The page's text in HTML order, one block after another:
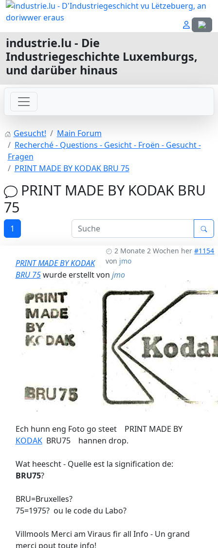
industrie.lu - Die
Industriegeschichte Luxemburgs,
und darüber hinaus
Gesucht!
Main Forum
Recherché - Questions - Gesicht - Froën - Gesucht -
Fragen
PRINT MADE BY KODAK BRU 75
PRINT MADE BY KODAK BRU
75
1
2 Monate 2 Wochen her #1154
von jmo
PRINT MADE BY KODAK
BRU 75wurde erstellt von jmo
Ech hunn eng Foto go steet PRINT MADE BY
KODAKBRU75 hannen drop.
Wat heescht - Quelle est la signification de:
BRU75?
BRU=Bruxelles?
75=1975? ou le code du Labo?
Villmools Merci am Viraus fir all Info - Un grand
merci pout toute info!